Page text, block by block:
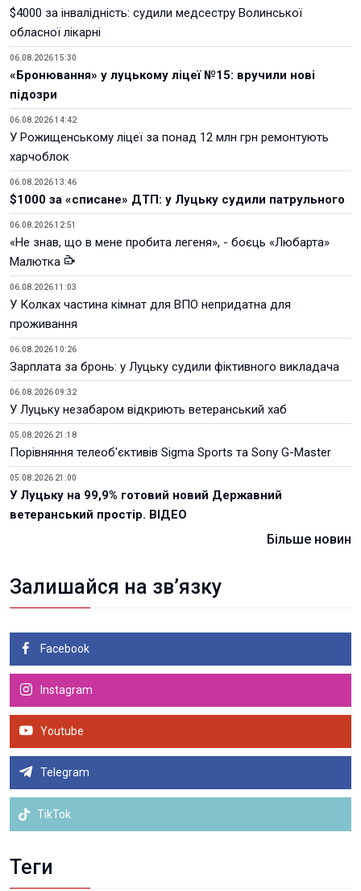
$4000 за інвалідність: судили медсестру Волинської
обласної лікарні
06.08.2026 15:30
«Бронювання» у луцькому ліцеї №15: вручили нові
підозри
06.08.2026 14:42
У Рожищенському ліцеї за понад 12 млн грн ремонтують
харчоблок
06.08.2026 13:46
$1000 за «списане» ДТП: у Луцьку судили патрульного
06.08.2026 12:51
«Не знав, що в мене пробита легеня», - боєць «Любарта»
Малютка
06.08.2026 11:03
У Колках частина кімнат для ВПО непридатна для
проживання
06.08.2026 10:26
Зарплата за бронь: у Луцьку судили фіктивного викладача
06.08.2026 09:32
У Луцьку незабаром відкриють ветеранський хаб
05.08.2026 21:18
Порівняння телеоб'єктивів Sigma Sports та Sony G-Master
05.08.2026 21:00
У Луцьку на 99,9% готовий новий Державний
ветеранський простір. ВІДЕО
Більше новин
Залишайся на зв’язку
Facebook
Instagram
Youtube
Telegram
TikTok
Теги